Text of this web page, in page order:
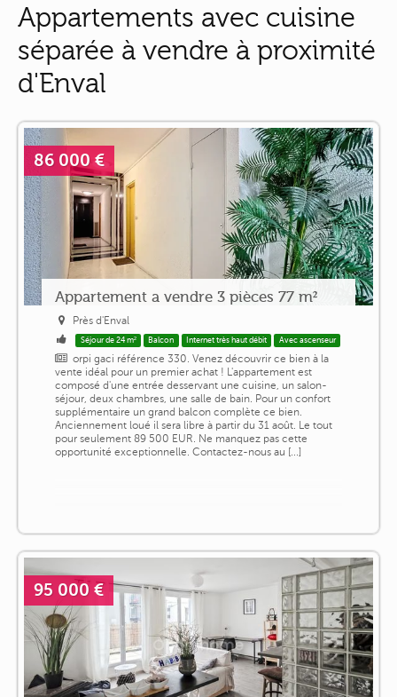
Appartements avec cuisine
séparée à vendre à proximité
d'Enval
86 000 €
Appartement a vendre 3 pièces 77 m²
Près d'Enval
Séjour de 24 m² Balcon Internet très haut débit Avec ascenseur
orpi gaci référence 330. Venez découvrir ce bien à la
vente idéal pour un premier achat ! L'appartement est
composé d'une entrée desservant une cuisine, un salon-
séjour, deux chambres, une salle de bain. Pour un confort
supplémentaire un grand balcon complète ce bien.
Anciennement loué il sera libre à partir du 31 août. Le tout
pour seulement 89 500 EUR. Ne manquez pas cette
opportunité exceptionnelle. Contactez-nous au [...]
95 000 €